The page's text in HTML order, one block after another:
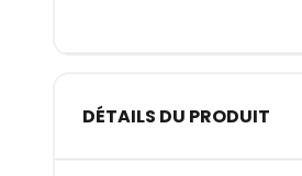
DÉTAILS DU PRODUIT